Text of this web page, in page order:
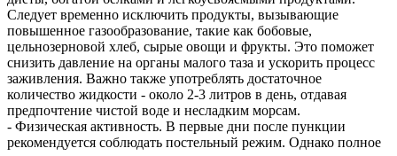
Следует временно исключить продукты, вызывающие
повышенное газообразование, такие как бобовые,
цельнозерновой хлеб, сырые овощи и фрукты. Это поможет
снизить давление на органы малого таза и ускорить процесс
заживления. Важно также употреблять достаточное
количество жидкости - около 2-3 литров в день, отдавая
предпочтение чистой воде и несладким морсам.
- Физическая активность. В первые дни после пункции
рекомендуется соблюдать постельный режим. Однако полное